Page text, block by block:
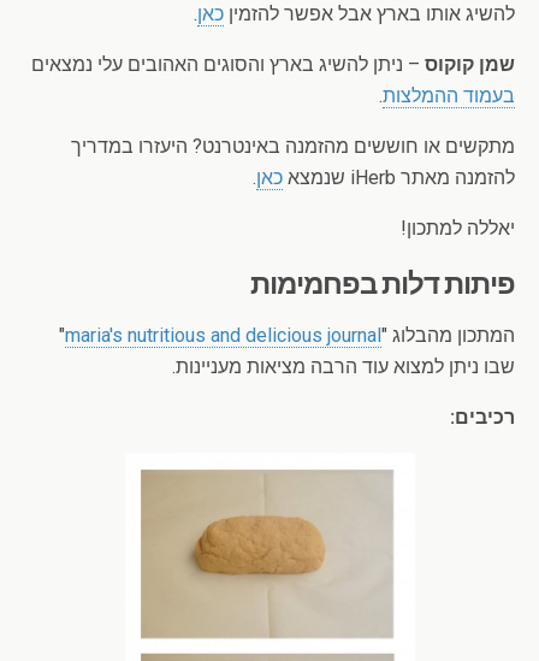
להשיג אותו בארץ אבל אפשר להזמין כאן.
שמן קוקוס – ניתן להשיג בארץ והסוגים האהובים עלי נמצאים
בעמוד ההמלצות.
מתקשים או חוששים מהזמנה באינטרנט? היעזרו במדריך
להזמנה מאתר iHerb שנמצא
כאן.
יאללה למתכון!
פיתות דלות בפחמימות
המתכון מהבלוג "maria's nutritious and delicious journal
"
שבו ניתן למצוא עוד הרבה מציאות מעניינות.
רכיבים: